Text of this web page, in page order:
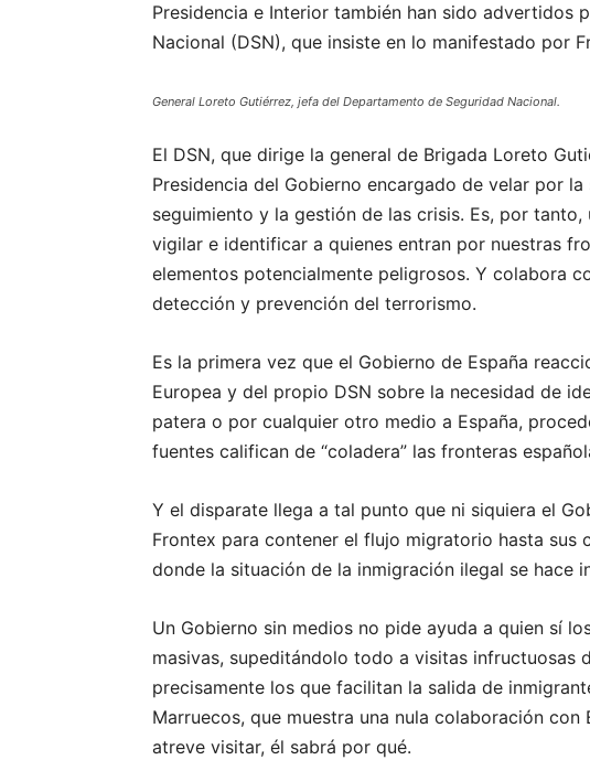
Presidencia e Interior también han sido advertidos
Nacional (DSN), que insiste en lo manifestado por
General Loreto Gutiérrez, jefa del Departamento de Seguridad Nacional.
El DSN, que dirige la general de Brigada Loreto
Presidencia del Gobierno encargado de velar por
seguimiento y la gestión de las crisis. Es, por
vigilar e identificar a quienes entran por nuestras
elementos potencialmente peligrosos. Y colabora
detección y prevención del terrorismo.
Es la primera vez que el Gobierno de España
Europea y del propio DSN sobre la necesidad de
patera o por cualquier otro medio a España,
fuentes califican de “coladera” las fronteras
Y el disparate llega a tal punto que ni siquiera el
Frontex para contener el flujo migratorio hasta sus
donde la situación de la inmigración ilegal se hace
Un Gobierno sin medios no pide ayuda a quien sí
masivas, supeditándolo todo a visitas infructuosas
precisamente los que facilitan la salida de
Marruecos, que muestra una nula colaboración con
atreve visitar, él sabrá por qué.